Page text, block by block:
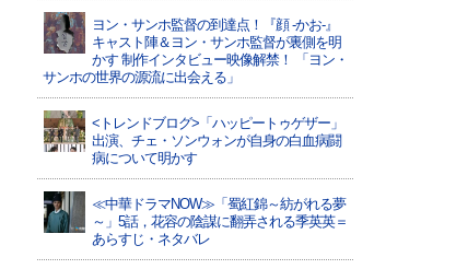
ヨン・サンホ監督の到達点！『顔 -かお-』
キャスト陣＆ヨン・サンホ監督が裏側を明
かす 制作インタビュー映像解禁！ 「ヨン・
サンホの世界の源流に出会える」
<トレンドブログ>「ハッピートゥゲザー」
出演、チェ・ソンウォンが自身の白血病闘
病について明かす
≪中華ドラマNOW≫「蜀紅錦～紡がれる夢
～」5話，花容の陰謀に翻弄される季英英＝
あらすじ・ネタバレ